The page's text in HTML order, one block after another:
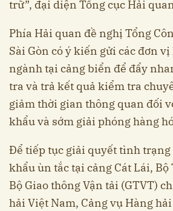
trữ”, đại diện Tổng cục Hải
Phía Hải quan đề nghị Tổng
Sài Gòn có ý kiến gửi các đơn
ngành tại cảng biển để đẩy
tra và trả kết quả kiểm tra
giảm thời gian thông quan đối
khẩu và sớm giải phóng hàng
Để tiếp tục giải quyết tình trạng
khẩu ùn tắc tại cảng Cát Lái,
Bộ Giao thông Vận tải (GTVT)
hải Việt Nam, Cảng vụ Hàng